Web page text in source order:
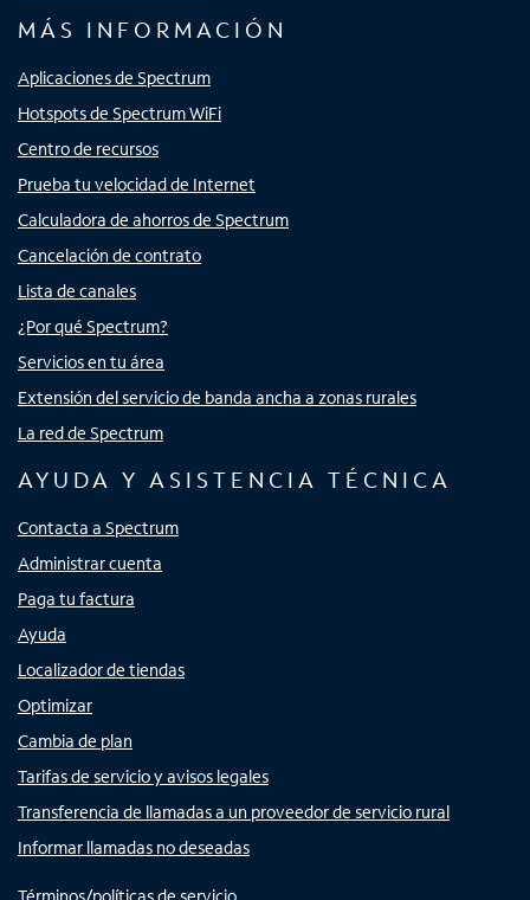
MÁS INFORMACIÓN
Aplicaciones de Spectrum
Hotspots de Spectrum WiFi
Centro de recursos
Prueba tu velocidad de Internet
Calculadora de ahorros de Spectrum
Cancelación de contrato
Lista de canales
¿Por qué Spectrum?
Servicios en tu área
Extensión del servicio de banda ancha a zonas rurales
La red de Spectrum
AYUDA Y ASISTENCIA TÉCNICA
Contacta a Spectrum
Administrar cuenta
Paga tu factura
Ayuda
Localizador de tiendas
Optimizar
Cambia de plan
Tarifas de servicio y avisos legales
Transferencia de llamadas a un proveedor de servicio rural
Informar llamadas no deseadas